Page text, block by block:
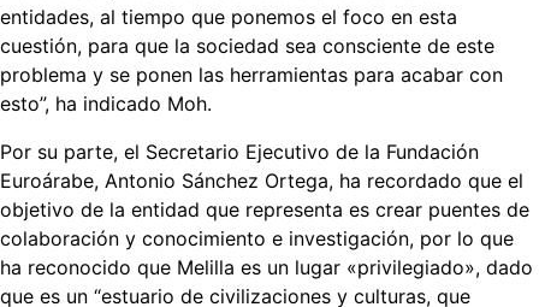
entidades, al tiempo que ponemos el foco en esta
cuestión, para que la sociedad sea consciente de este
problema y se ponen las herramientas para acabar con
esto”, ha indicado Moh.
Por su parte, el Secretario Ejecutivo de la Fundación
Euroárabe, Antonio Sánchez Ortega, ha recordado que el
objetivo de la entidad que representa es crear puentes de
colaboración y conocimiento e investigación, por lo que
ha reconocido que Melilla es un lugar «privilegiado», dado
que es un “estuario de civilizaciones y culturas, que